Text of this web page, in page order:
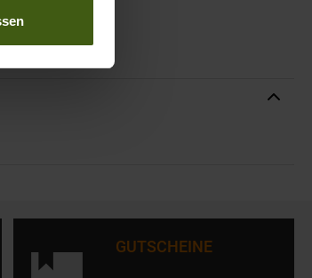
GUTSCHEINE